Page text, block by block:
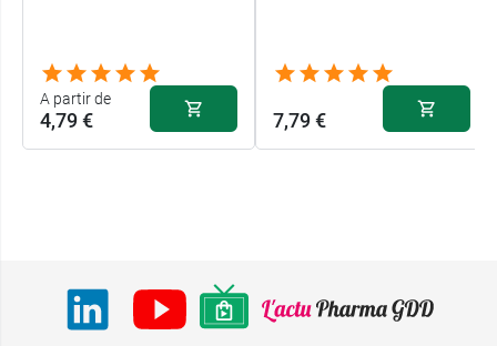
A partir de
4,79 € 7,79 €